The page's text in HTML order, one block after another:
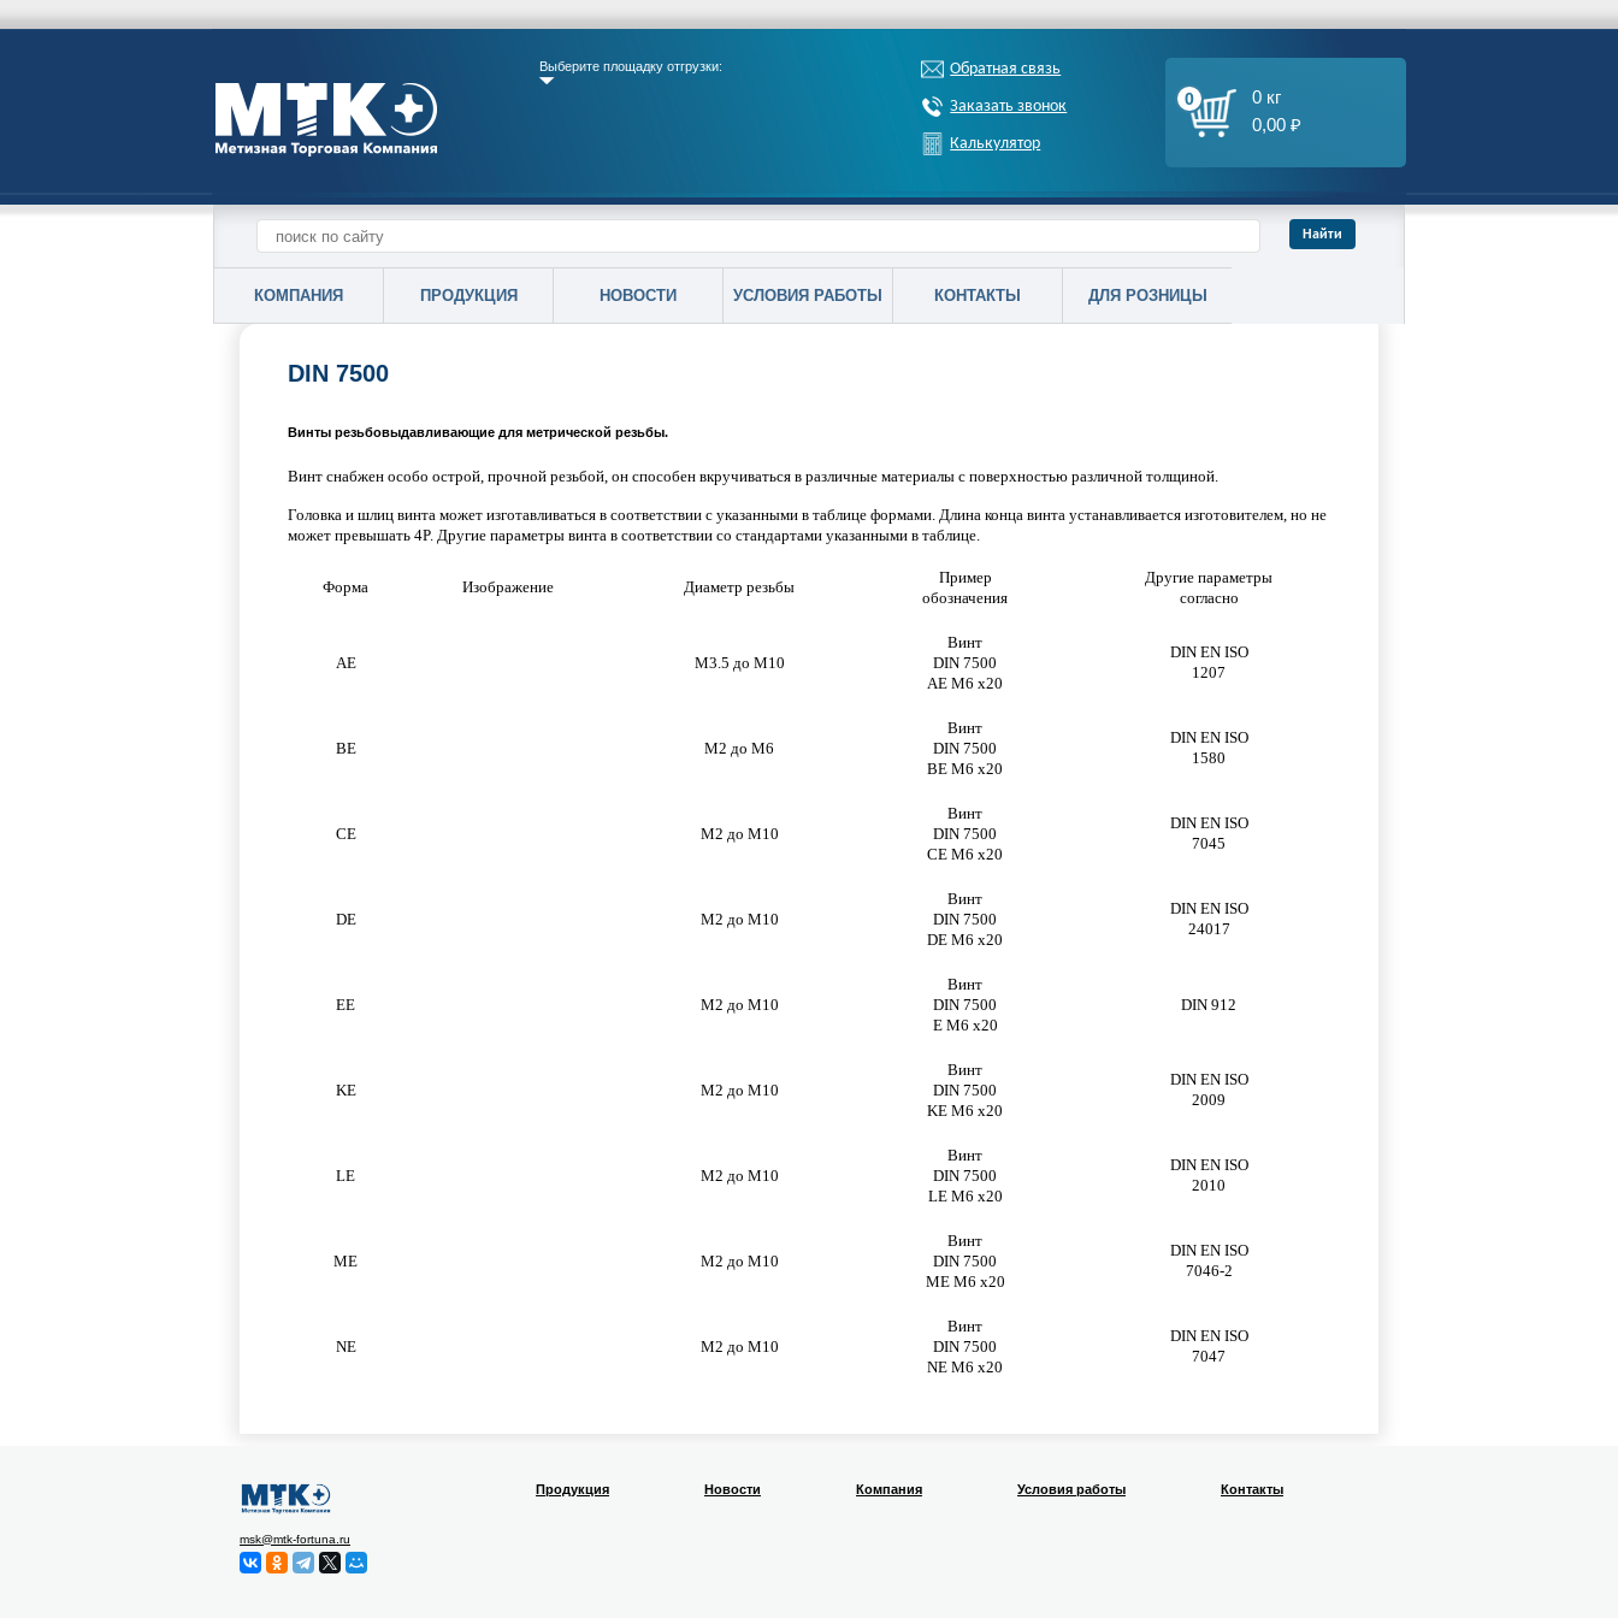
Выберите площадку отгрузки: Обратная связь
Заказать звонок
Калькулятор
0
0 кг
0,00 ₽
КОМПАНИЯ ПРОДУКЦИЯ НОВОСТИ УСЛОВИЯ РАБОТЫ КОНТАКТЫ ДЛЯ РОЗНИЦЫ
DIN 7500
Винты резьбовыдавливающие для метрической резьбы.
Винт снабжен особо острой, прочной резьбой, он способен вкручиваться в различные материалы с поверхностью различной толщиной.
Головка и шлиц винта может изготавливаться в соответствии с указанными в таблице формами. Длина конца винта устанавливается изготовителем, но не
может превышать 4P. Другие параметры винта в соответствии со стандартами указанными в таблице.
Форма Изображение Диаметр резьбы
Пример
обозначения
Другие параметры
согласно
AE М3.5 до М10
Винт
DIN 7500
AE М6 х20
DIN EN ISO
1207
BE М2 до М6
Винт
DIN 7500
BE М6 х20
DIN EN ISO
1580
CE М2 до М10
Винт
DIN 7500
CE М6 х20
DIN EN ISO
7045
DE М2 до М10
Винт
DIN 7500
DE М6 х20
DIN EN ISO
24017
EE М2 до М10
Винт
DIN 7500
E М6 х20
DIN 912
KE М2 до М10
Винт
DIN 7500
KE М6 х20
DIN EN ISO
2009
LE М2 до М10
Винт
DIN 7500
LE М6 х20
DIN EN ISO
2010
ME М2 до М10
Винт
DIN 7500
ME М6 х20
DIN EN ISO
7046-2
NE М2 до М10
Винт
DIN 7500
NE М6 х20
DIN EN ISO
7047
msk@mtk-fortuna.ru
Продукция Новости Компания Условия работы Контакты